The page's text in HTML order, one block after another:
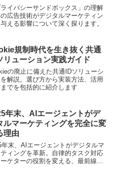
ライバシーサンドボックス」の理解
の広告技術がデジタルマーケティン
える影響について深く探ります。
規制時代を生き抜く共通
リューション実践ガイド
の廃止に備えた共通IDソリューシ
を解説。選び方から実装方法、活用
でを包括的に紹介します
年末、AIエージェントがデ
ルマーケティングを完全に変
理由
年末、AIエージェントがデジタルマ
ィングを革新。自律的タスク対応
ケターの役割を変える、最前線を